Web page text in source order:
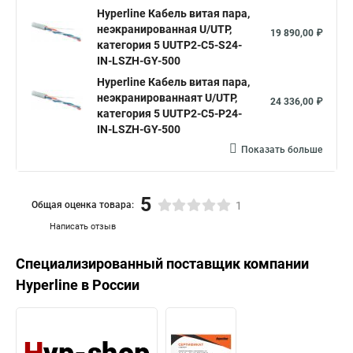
Hyperline Кабель витая пара,
неэкранированная U/UTP,
категория 5 UUTP2-C5-S24-
IN-LSZH-GY-500
19 890,00 ₽
Hyperline Кабель витая пара,
неэкранированнаят U/UTP,
категория 5 UUTP2-C5-P24-
IN-LSZH-GY-500
24 336,00 ₽
Показать больше
Написать отзыв
Общая оценка товара: 5 1
Специализированный поставщик компании
Hyperline в России